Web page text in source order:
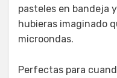
pasteles en bandeja
hubieras imaginado
microondas.
Perfectas para